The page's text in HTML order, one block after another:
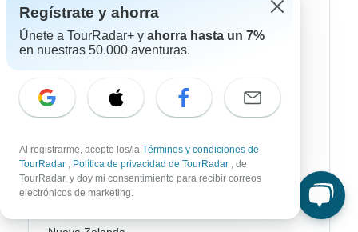
Egipto
Sudáfrica
Bali
China
India
Regístrate y ahorra
Únete a TourRadar+ y ahorra hasta un 7%
en nuestras 50.000 aventuras.
Al registrarme, acepto los/la Términos y condiciones de
TourRadar , Política de privacidad de TourRadar , de
TourRadar, y doy mi consentimiento para recibir correos
electrónicos de marketing.